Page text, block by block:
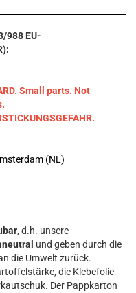
988 EU-
Small parts. Not
(NL)
, d.h. unsere
und geben durch die
die Umwelt zurück.
die Klebefolie
Der Pappkarton